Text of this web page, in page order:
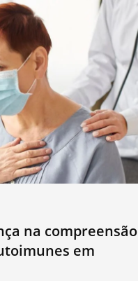
na compreensão
em